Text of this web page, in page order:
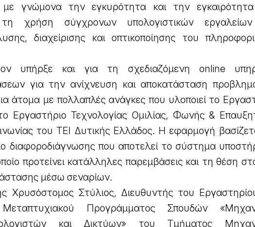
με γνώμονα την εγκυρότητα και την
χρήση σύγχρονων υπολογιστικών
διαχείρισης και οπτικοποίησης του
υπήρξε και για τη σχεδιαζόμενη online
για την ανίχνευση και αποκατάσταση
άτομα με πολλαπλές ανάγκες που υλοποιεί το
Εργαστήριο Τεχνολογίας Ομιλίας, Φωνής &
του ΤΕΙ Δυτικής Ελλάδος. Η εφαρμογή
διαφοροδιάγνωσης που αποτελεί το σύστημα
προτείνει κατάλληλες παρεμβάσεις και τη θέση
μέσω σεναρίων.
Χρυσόστομος Στύλιος, Διευθυντής του
Προγράμματος Σπουδών
και Δικτύων» του Τμήματος